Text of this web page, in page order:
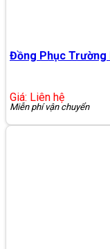
Đồng Phục Trường
Giá: Liên hệ
Miễn phí vận chuyển